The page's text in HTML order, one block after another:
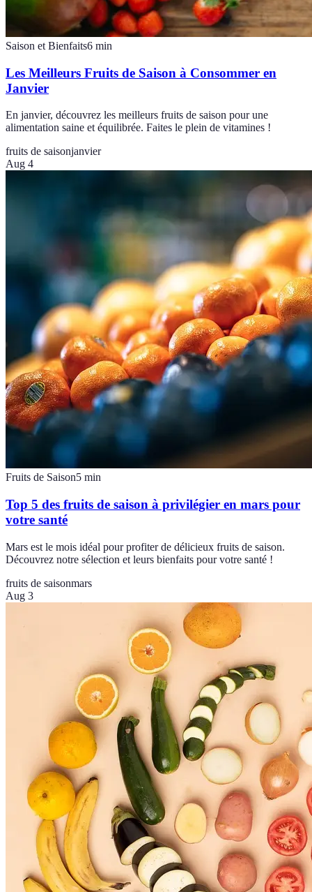
Saison et Bienfaits6 min
Les Meilleurs Fruits de Saison à Consommer en
Janvier
En janvier, découvrez les meilleurs fruits de saison pour une
alimentation saine et équilibrée. Faites le plein de vitamines !
fruits de saisonjanvier
Aug 4
Fruits de Saison5 min
Top 5 des fruits de saison à privilégier en mars pour
votre santé
Mars est le mois idéal pour profiter de délicieux fruits de saison.
Découvrez notre sélection et leurs bienfaits pour votre santé !
fruits de saisonmars
Aug 3